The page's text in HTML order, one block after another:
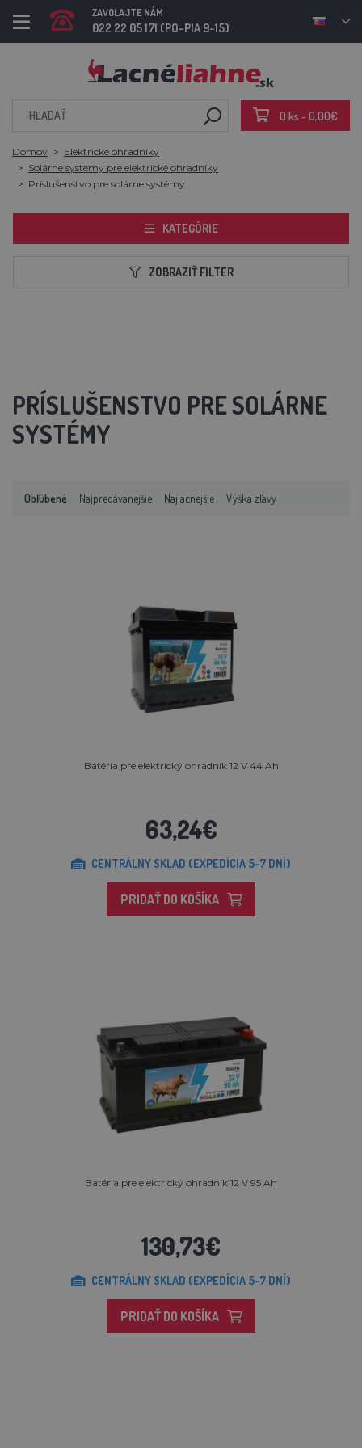
ZAVOLAJTE NÁM
022 22 05 171 (PO-PIA 9-15)
0 ks - 0,00€
Domov
Elektrické ohradníky
Solárne systémy pre elektrické ohradníky
Príslušenstvo pre solárne systémy
KATEGÓRIE
ZOBRAZIŤ FILTER
PRÍSLUŠENSTVO PRE SOLÁRNE
SYSTÉMY
Obľúbené Najpredávanejšie Najlacnejšie Výška zľavy
Batéria pre elektrický ohradník 12 V 44 Ah
63,24€
CENTRÁLNY SKLAD (EXPEDÍCIA 5-7 DNÍ)
PRIDAŤ DO KOŠÍKA
Batéria pre elektrický ohradník 12 V 95 Ah
130,73€
CENTRÁLNY SKLAD (EXPEDÍCIA 5-7 DNÍ)
PRIDAŤ DO KOŠÍKA